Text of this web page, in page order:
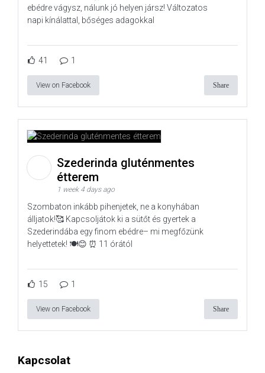
ebédre vágysz, nálunk jó helyen jársz! Változatos
napi kínálattal, bőséges adagokkal
41 1
View on Facebook Share
Szederinda gluténmentes
étterem
1 week 4 days ago
Szombaton inkább pihenjetek, ne a konyhában
álljatok!🥰 Kapcsoljátok ki a sütőt és gyertek a
Szederindába egy finom ebédre– mi megfőzünk
helyettetek! 🍽️😊 ⏰ 11 órától
15 1
View on Facebook Share
Kapcsolat